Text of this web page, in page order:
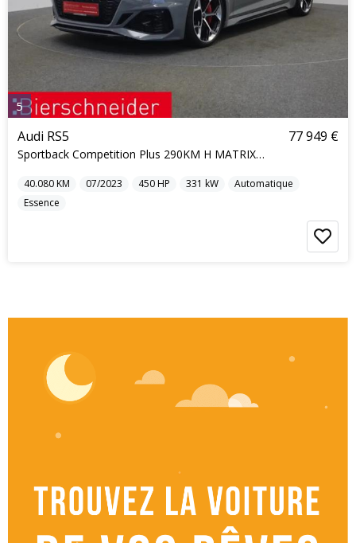
5
Audi RS5
Sportback Competition Plus 290KM H MATRIX KERAMIK
77 949 €
40.080KM 07/2023 450HP 331 kW
Automatique
Essence